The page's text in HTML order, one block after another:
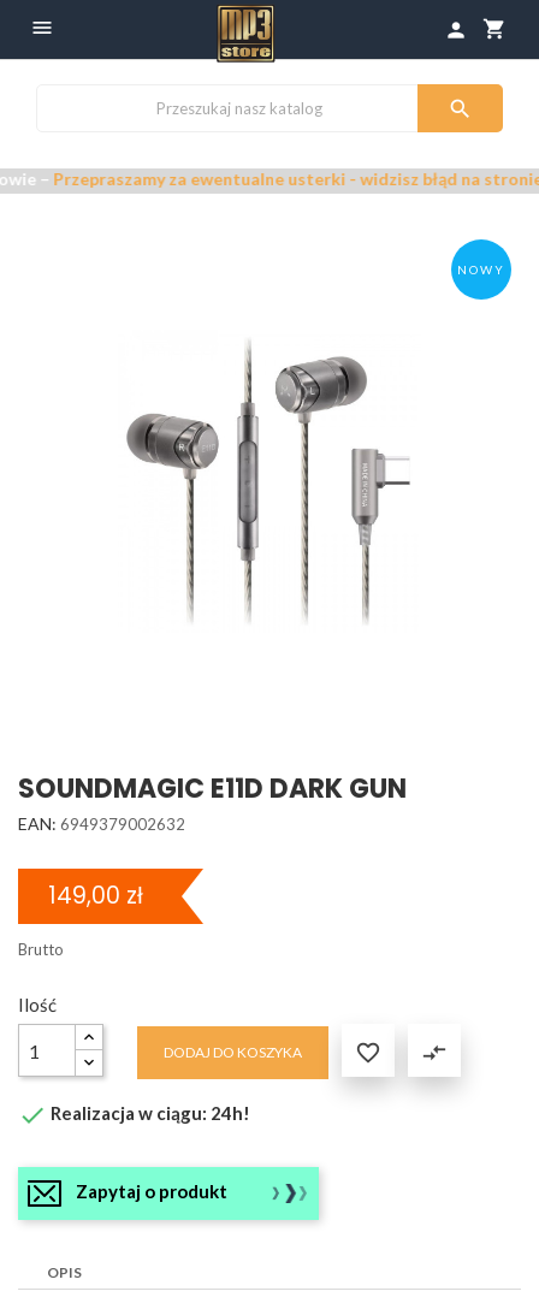
 shopping_cart
person

za ewentualne usterki - widzisz błąd na stronie? Zgłoś
NOWY
SOUNDMAGIC E11D DARK GUN
EAN: 6949379002632
149,00 zł
Brutto
Ilość
DODAJ DO KOSZYKA  compare_arrows
 Realizacja w ciągu: 24h!
Zapytaj o produkt
OPIS